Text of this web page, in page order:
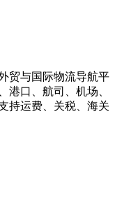
贸与国际物流导航平
港口、航司、机场、
持运费、关税、海关